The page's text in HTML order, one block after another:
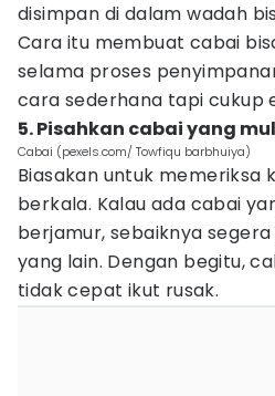
disimpan di dalam wadah
Cara itu membuat cabai
selama proses
cara sederhana tapi cukup
5. Pisahkan cabai yang
Cabai (pexels.com/ Towfiqu barbhuiya)
Biasakan untuk memeriksa
berkala. Kalau ada cabai
berjamur, sebaiknya
yang lain. Dengan begitu,
tidak cepat ikut rusak.